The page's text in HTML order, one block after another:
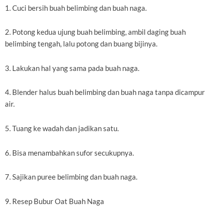
1. Cuci bersih buah belimbing dan buah naga.
2. Potong kedua ujung buah belimbing, ambil daging buah
belimbing tengah, lalu potong dan buang bijinya.
3. Lakukan hal yang sama pada buah naga.
4. Blender halus buah belimbing dan buah naga tanpa dicampur
air.
5. Tuang ke wadah dan jadikan satu.
6. Bisa menambahkan sufor secukupnya.
7. Sajikan puree belimbing dan buah naga.
9. Resep Bubur Oat Buah Naga